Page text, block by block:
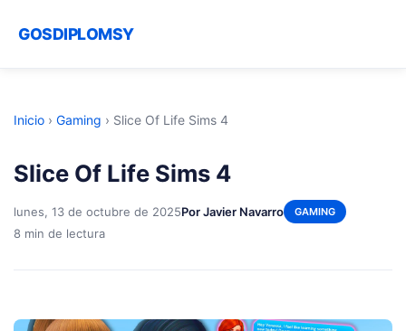
GOSDIPLOMSY
Inicio › Gaming › Slice Of Life Sims 4
Slice Of Life Sims 4
lunes, 13 de octubre de 2025Por Javier Navarro GAMING
8 min de lectura